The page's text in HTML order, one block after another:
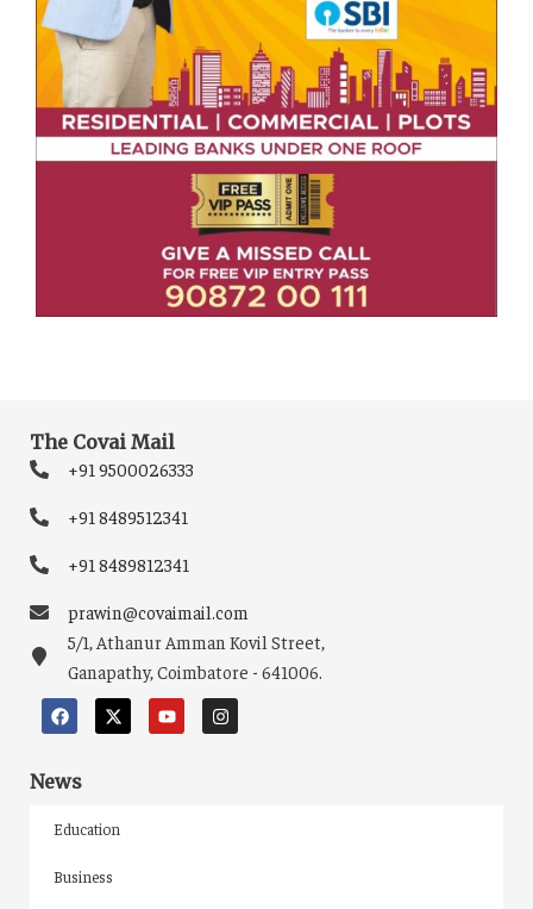
The Covai Mail
+91 9500026333
+91 8489512341
+91 8489812341
prawin@covaimail.com
5/1, Athanur Amman Kovil Street,
Ganapathy, Coimbatore - 641006.
News
Education
Business